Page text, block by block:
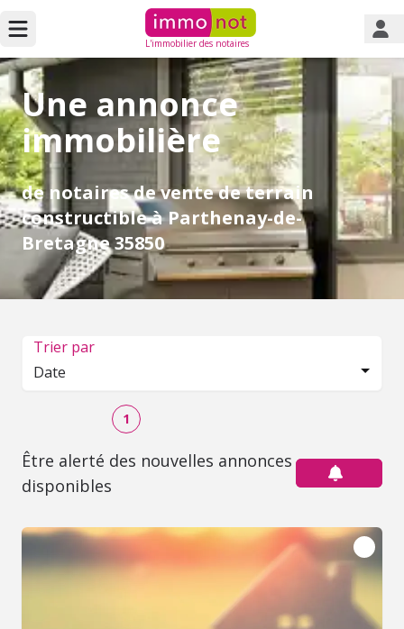
L'immobilier des notaires
Une annonce
immobilière
de notaires de vente de terrain
constructible à Parthenay-de-
Bretagne 35850
Trier par
Date
1
Être alerté des nouvelles annonces
disponibles